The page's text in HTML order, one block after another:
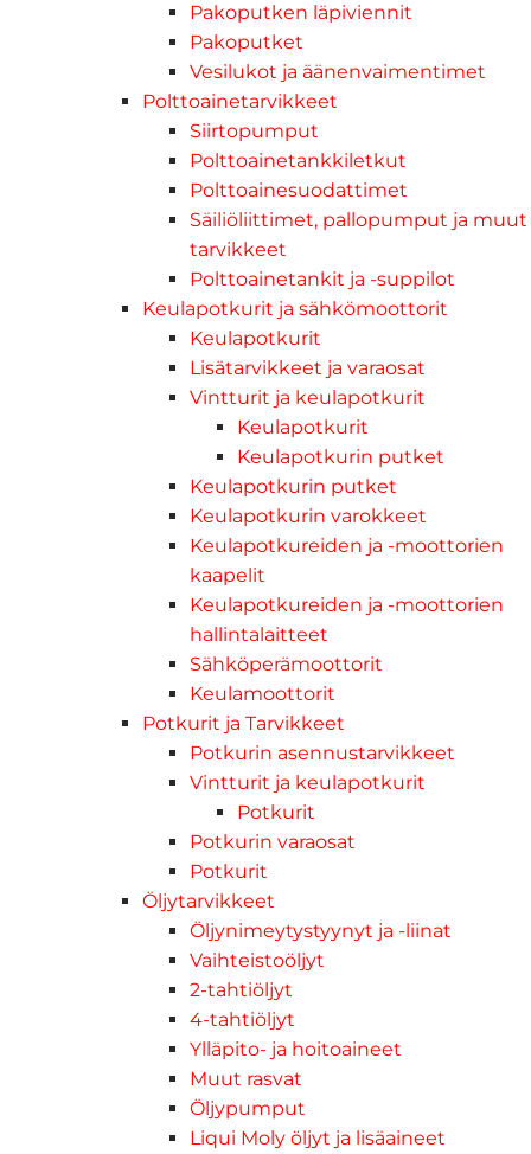
Pakoputken läpiviennit
Pakoputket
Vesilukot ja äänenvaimentimet
Polttoainetarvikkeet
Siirtopumput
Polttoainetankkiletkut
Polttoainesuodattimet
Säiliöliittimet, pallopumput ja muut
tarvikkeet
Polttoainetankit ja -suppilot
Keulapotkurit ja sähkömoottorit
Keulapotkurit
Lisätarvikkeet ja varaosat
Vintturit ja keulapotkurit
Keulapotkurit
Keulapotkurin putket
Keulapotkurin putket
Keulapotkurin varokkeet
Keulapotkureiden ja -moottorien
kaapelit
Keulapotkureiden ja -moottorien
hallintalaitteet
Sähköperämoottorit
Keulamoottorit
Potkurit ja Tarvikkeet
Potkurin asennustarvikkeet
Vintturit ja keulapotkurit
Potkurit
Potkurin varaosat
Potkurit
Öljytarvikkeet
Öljynimeytystyynyt ja -liinat
Vaihteistoöljyt
2-tahtiöljyt
4-tahtiöljyt
Ylläpito- ja hoitoaineet
Muut rasvat
Öljypumput
Liqui Moly öljyt ja lisäaineet